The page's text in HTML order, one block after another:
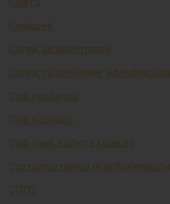
Смишинг
Солиқ резидентлари
Солиқ тўловчининг
Соф кредитор
Соф қарздор
Соф очиқ валюта мавқеи
Сохталаштириш
СПОТ